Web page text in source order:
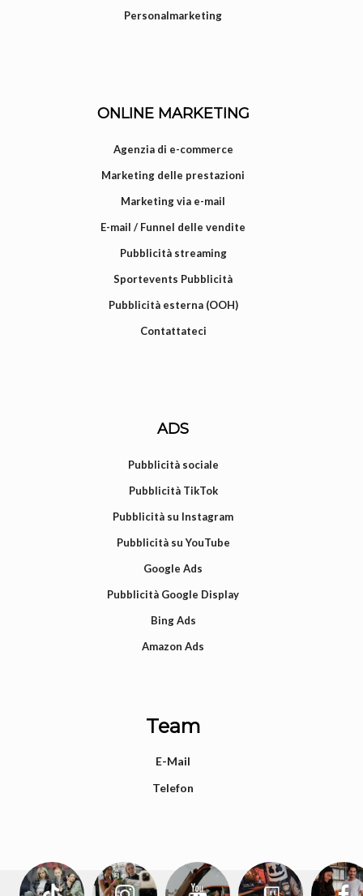
Personalmarketing
ONLINE MARKETING
Agenzia di e-commerce
Marketing delle prestazioni
Marketing via e-mail
E-mail / Funnel delle vendite
Pubblicità streaming
Sportevents Pubblicità
Pubblicità esterna (OOH)
Contattateci
ADS
Pubblicità sociale
Pubblicità TikTok
Pubblicità su Instagram
Pubblicità su YouTube
Google Ads
Pubblicità Google Display
Bing Ads
Amazon Ads
Team
E-Mail
Telefon